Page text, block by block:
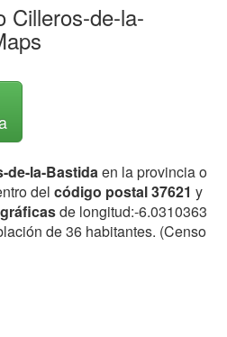
Cilleros-de-la-
de-la-Bastidaen la provincia o
del código postal 37621 y
de longitud:-6.0310363
de 36 habitantes. (Censo